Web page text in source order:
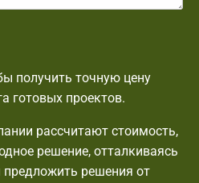
получить точную цену
готовых проектов.
рассчитают стоимость,
решение, отталкиваясь
решения от